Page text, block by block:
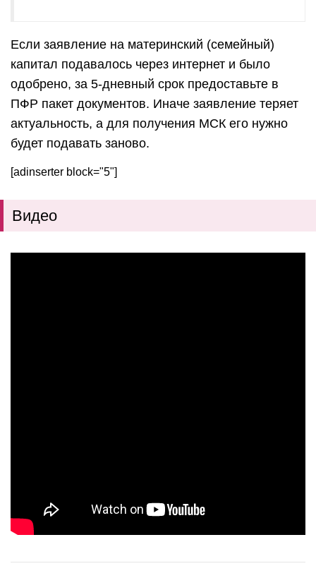
Если заявление на материнский (семейный)
капитал подавалось через интернет и было
одобрено, за 5-дневный срок предоставьте в
ПФР пакет документов. Иначе заявление теряет
актуальность, а для получения МСК его нужно
будет подавать заново.
[adinserter block="5"]
Видео